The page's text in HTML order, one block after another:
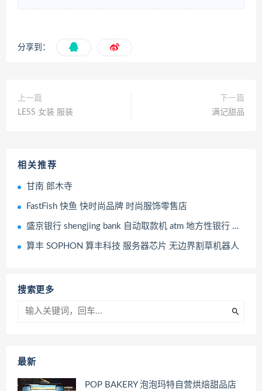
分享到：
上一篇
LESS 女装 服装
下一篇
满记甜品
相关推荐
甘南 郎木寺
FastFish 快鱼 快时尚品牌 时尚服饰零售店
盛京银行 shengjing bank 自动取款机 atm 地方性银行 金融机构
算丰 SOPHON ‌算丰科技 服务器芯片 无边界割草机器人
搜索更多
最新
POP BAKERY 泡泡玛特自营烘焙甜品店